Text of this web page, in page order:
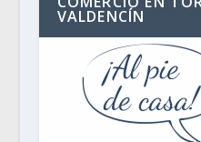
VALDENCÍN